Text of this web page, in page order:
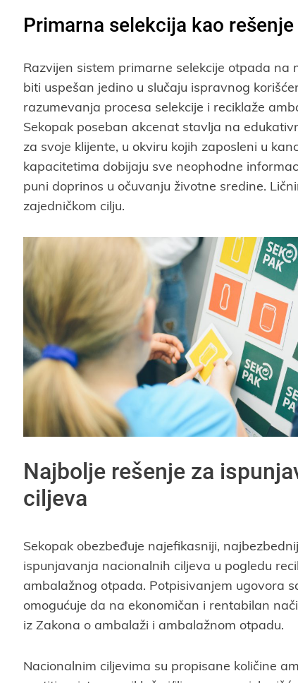
Primarna selekcija kao rešenje
Razvijen sistem primarne selekcije otpada na
biti uspešan jedino u slučaju ispravnog
razumevanja procesa selekcije i reciklaže
Sekopak poseban akcenat stavlja na
za svoje klijente, u okviru kojih zaposleni u
kapacitetima dobijaju sve neophodne
puni doprinos u očuvanju životne sredine.
zajedničkom cilju.
Najbolje rešenje za
ciljeva
Sekopak obezbeđuje najefikasniji,
ispunjavanja nacionalnih ciljeva u pogledu
ambalažnog otpada. Potpisivanjem ugovora
omogućuje da na ekonomičan i rentabilan
iz Zakona o ambalaži i ambalažnom otpadu.
Nacionalnim ciljevima su propisane količine